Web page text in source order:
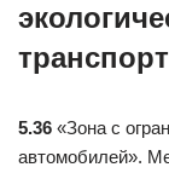
5.36 «Зона с
автомобилей».